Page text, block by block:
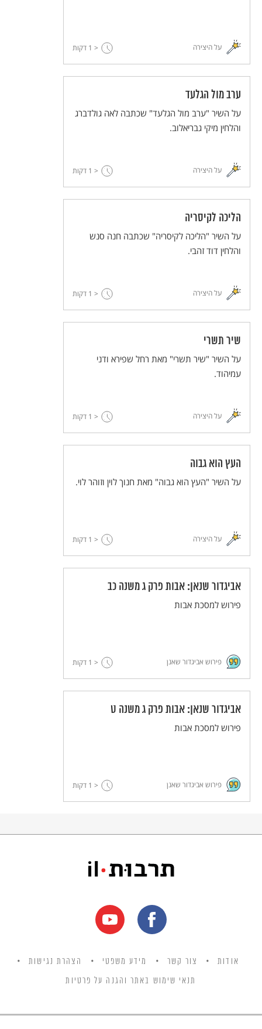
על היצירה < 1 דקות
ערב מול הגלעד
על השיר "ערב מול הגלעד" שכתבה לאה גולדברג
והלחין מיקי גבריאלוב.
על היצירה < 1 דקות
הליכה לקיסריה
על השיר "הליכה לקיסריה" שכתבה חנה סנש
והלחין דוד זהבי.
על היצירה < 1 דקות
שיר תשרי
על השיר "שיר תשרי" מאת רחל שפירא ודני
עמיהוד.
על היצירה < 1 דקות
העץ הוא גבוה
על השיר "העץ הוא גבוה" מאת חנוך לוין וזוהר לוי.
על היצירה < 1 דקות
אביגדור שנאן: אבות פרק ג משנה כב
פירוש למסכת אבות
פירוש אביגדור שאנן < 1 דקות
אביגדור שנאן: אבות פרק ג משנה ט
פירוש למסכת אבות
פירוש אביגדור שאנן < 1 דקות
אודות צור קשר מידע משפטי הצהרת נגישות
תנאי שימוש באתר והגנה על פרטיות